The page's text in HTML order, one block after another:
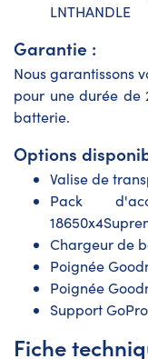
LNTHANDLE
Garantie :
Nous garantissons
pour une durée de
batterie.
Options
Valise de
Pack
Chargeur de
Poignée
Poignée
Support
Fiche